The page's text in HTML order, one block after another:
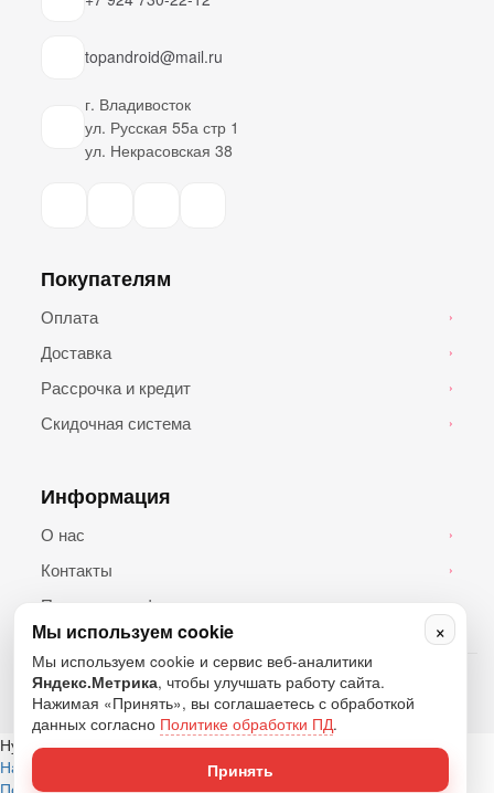
topandroid@mail.ru
г. Владивосток
ул. Русская 55а стр 1
ул. Некрасовская 38
Покупателям
Оплата ›
Доставка ›
Рассрочка и кредит ›
Скидочная система ›
Информация
О нас ›
Контакты ›
Политика конфиденциальности
© 2026 Топ Андроид. Все права защищены.
×
Мы используем cookie
Мы используем cookie и сервис веб-аналитики
Яндекс.Метрика, чтобы улучшать работу сайта.
Нажимая «Принять», вы соглашаетесь с обработкой
данных согласно Политике обработки ПД.
Принять
Нужна помощь?
Написать в Telegram
Написать в WhatsApp
Позвонить